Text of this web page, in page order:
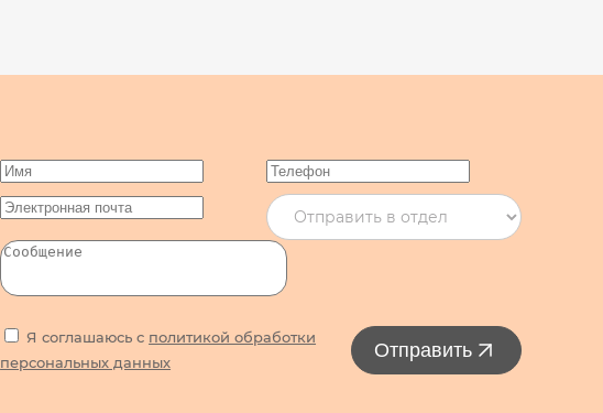
Я соглашаюсь с политикой обработки
персональных данных
Отправить